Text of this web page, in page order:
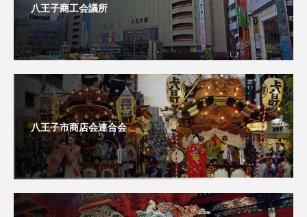
八王子商工会議所
八王子市商店会連合会